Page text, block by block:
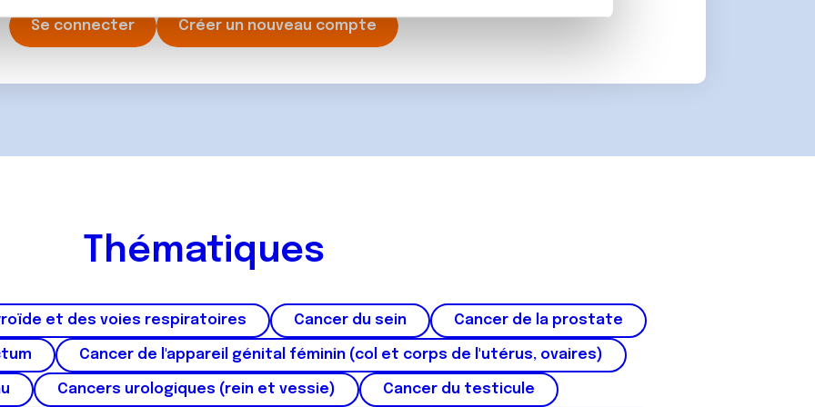
de publicité et d'analyse, qui peuvent combiner celles-ci avec d'autres informations que
Se connecter Créer un nouveau compte
Thématiques
et des voies respiratoires Cancer du sein Cancer de la prostate
Cancer de l'appareil génital féminin (col et corps de l'utérus, ovaires)
Cancers urologiques (rein et vessie) Cancer du testicule